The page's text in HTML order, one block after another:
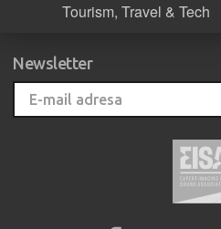
Tourism, Travel & Tech
Newsletter